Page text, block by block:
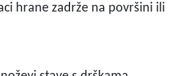
hrane zadrže na površini ili